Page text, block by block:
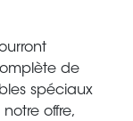
de
spéciaux
offre,